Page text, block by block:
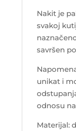
Nakit je
svakoj
savršen
unikat i
odnosu
Materijal: